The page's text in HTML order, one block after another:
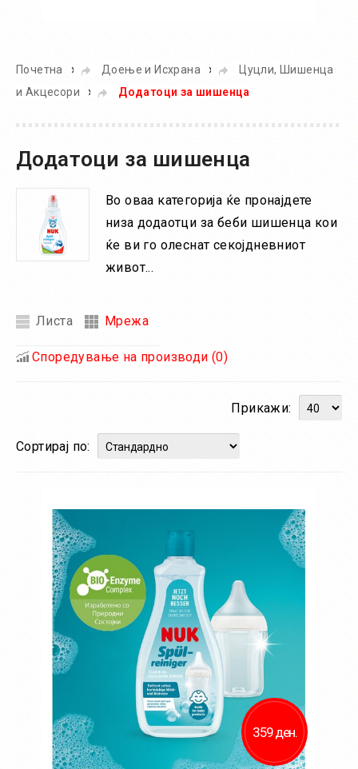
Почетна » Доење и Исхрана »
Цуцли, Шишенца
и Акцесори
» Додатоци за шишенца
Додатоци за шишенца
Во оваа категорија ќе пронајдете
низа додаотци за беби шишенца кои
ќе ви го олеснат секојдневниот
живот...
Листа Мрежа
Споредување на производи (0)
Прикажи:
Сортирај по:
359 ден.